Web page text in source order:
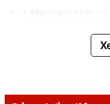
Dải kích thước
📌Ứng dụng:Ống